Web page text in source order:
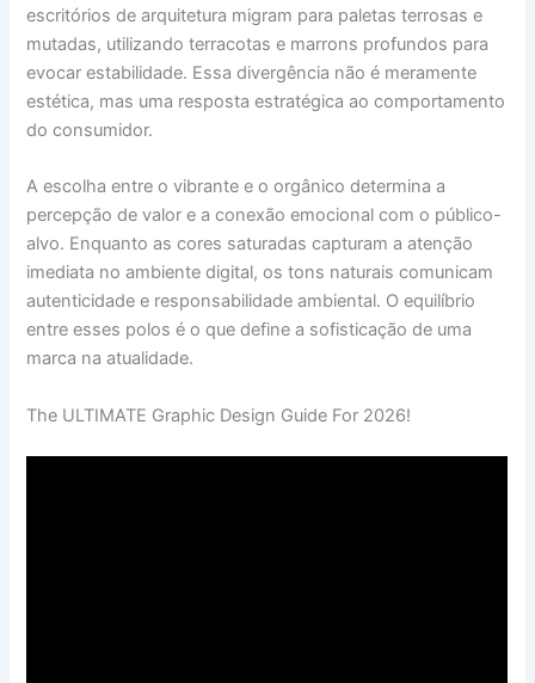
escritórios de arquitetura migram para paletas terrosas e
mutadas, utilizando terracotas e marrons profundos para
evocar estabilidade. Essa divergência não é meramente
estética, mas uma resposta estratégica ao comportamento
do consumidor.
A escolha entre o vibrante e o orgânico determina a
percepção de valor e a conexão emocional com o público-
alvo. Enquanto as cores saturadas capturam a atenção
imediata no ambiente digital, os tons naturais comunicam
autenticidade e responsabilidade ambiental. O equilíbrio
entre esses polos é o que define a sofisticação de uma
marca na atualidade.
The ULTIMATE Graphic Design Guide For 2026!